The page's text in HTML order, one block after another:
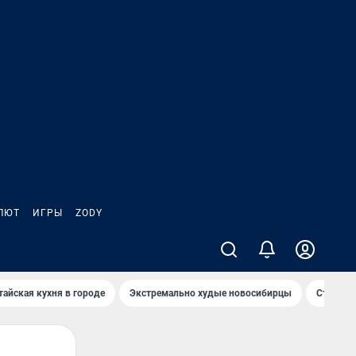
ИГРЫ ZODY
кухня в городе Экстремально худые новосибирцы Старт